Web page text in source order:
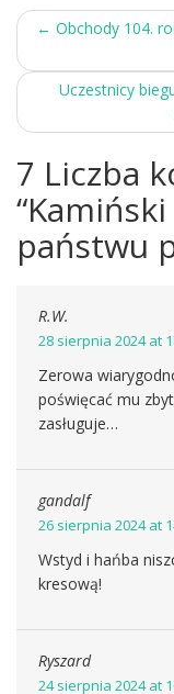
Post
← Obchody 104.
Uczestnicy
7 Liczba
“
państwu
R.W.
28 sierpnia 2024 at
Zerowa
poświęcać mu
zasługuje…
gandalf
26 sierpnia 2024 at
Wstyd i hańba
kresową!
Ryszard
24 sierpnia 2024 at